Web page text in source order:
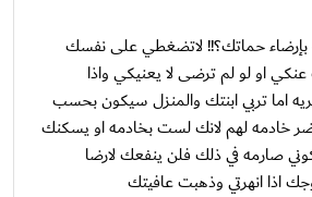
بإرضاء حماتك؟!! لاتضغطي على نفسك
او لو لم ترضى لا يعنيكي واذا
اما تربي ابنتك والمنزل سيكون بحسب
خادمه لهم لانك لست بخادمه او يسكنك
صارمه في ذلك فلن ينفعك لارضا
اذا انهرتي وذهبت عافيتك